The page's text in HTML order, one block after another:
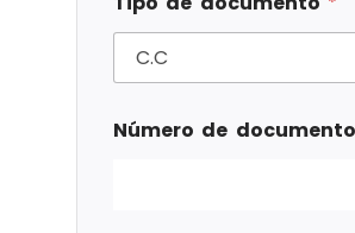
Número de